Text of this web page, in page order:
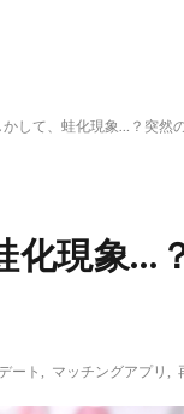
かして、蛙化現象…？突然
化現象…
ート マッチングアプリ